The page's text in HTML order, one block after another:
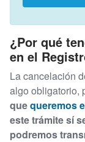
¿Por qué
en el
La cancelación
algo obligatorio,
quequeremos
este trámite sí
podremos